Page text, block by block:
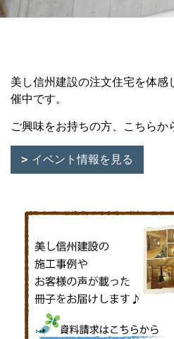
美し信州建設の注文住宅を体感
催中です。
ご興味をお持ちの方、こちらか
イベント情報を見る